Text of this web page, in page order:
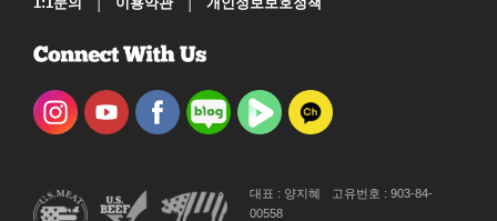
대표 : 양지혜
고유번호 : 903-84-
00558